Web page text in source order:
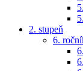
2. stupeň
6.